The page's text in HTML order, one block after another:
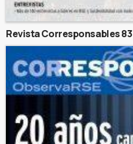
Revista Corresponsables 83